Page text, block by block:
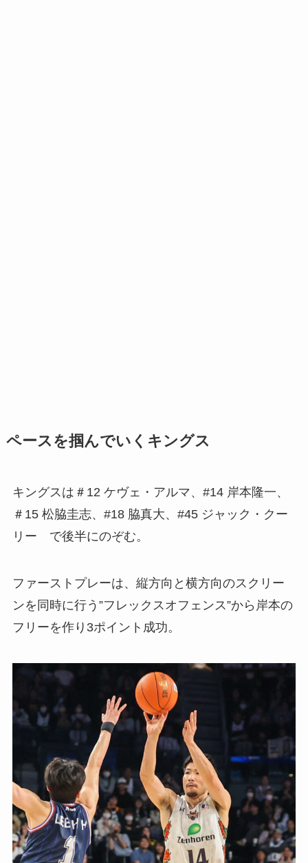
ペースを掴んでいくキングス
キングスは＃12 ケヴェ・アルマ、#14 岸本隆一、
＃15 松脇圭志、#18 脇真大、#45 ジャック・クー
リー で後半にのぞむ。
ファーストプレーは、縦方向と横方向のスクリー
ンを同時に行う”フレックスオフェンス”から岸本の
フリーを作り3ポイント成功。